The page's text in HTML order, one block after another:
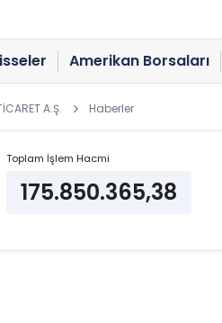
Amerikan Borsaları
A.Ş. Haberler
Toplam İşlem Hacmi
175.850.365,38